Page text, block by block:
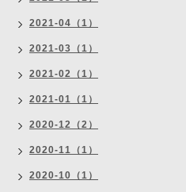
2021-04（1）
2021-03（1）
2021-02（1）
2021-01（1）
2020-12（2）
2020-11（1）
2020-10（1）